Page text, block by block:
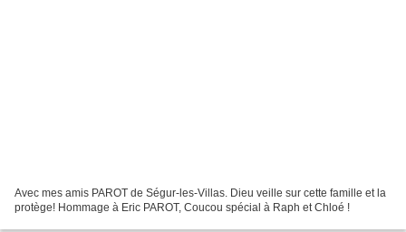
Avec mes amis PAROT de Ségur-les-Villas. Dieu veille sur cette famille et la
protège! Hommage à Eric PAROT, Coucou spécial à Raph et Chloé !